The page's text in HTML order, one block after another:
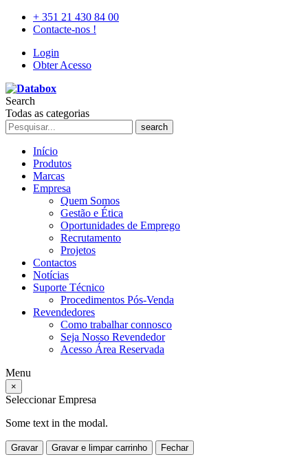
+ 351 21 430 84 00
Contacte-nos !
Login
Obter Acesso
Search
Todas as categorias
search
Início
Produtos
Marcas
Empresa
Quem Somos
Gestão e Ética
Oportunidades de Emprego
Recrutamento
Projetos
Contactos
Notícias
Suporte Técnico
Procedimentos Pós-Venda
Revendedores
Como trabalhar connosco
Seja Nosso Revendedor
Acesso Área Reservada
Menu
×
Seleccionar Empresa
Some text in the modal.
Gravar Gravar e limpar carrinho Fechar